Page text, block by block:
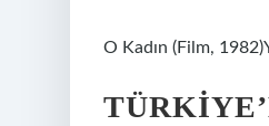
O Kadın (Film,